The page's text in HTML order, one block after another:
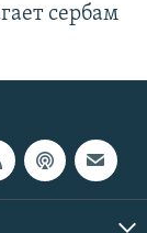
сербам